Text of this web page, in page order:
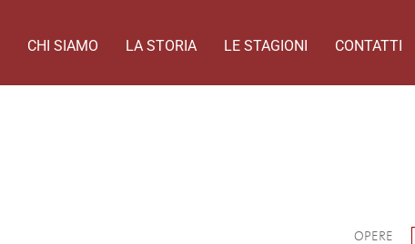
CHI SIAMO LA STORIA LE STAGIONI CONTATTI
OPERE